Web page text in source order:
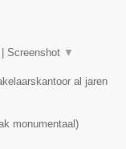
| Screenshot ▼
al jaren
monumentaal)